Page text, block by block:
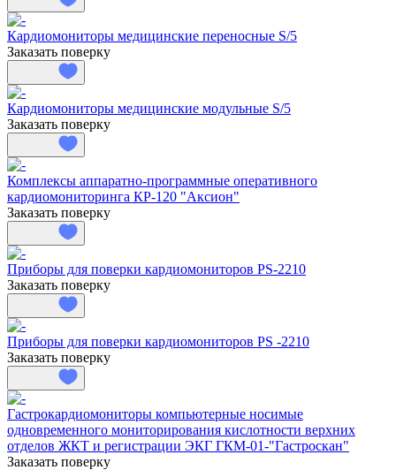
Кардиомониторы медицинские переносные S/5
Заказать поверку
Кардиомониторы медицинские модульные S/5
Заказать поверку
Комплексы аппаратно-программные оперативного
кардиомониторинга КР-120 "Аксион"
Заказать поверку
Приборы для поверки кардиомониторов PS-2210
Заказать поверку
Приборы для поверки кардиомониторов PS -2210
Заказать поверку
Гастрокардиомониторы компьютерные носимые
одновременного мониторирования кислотности верхних
отделов ЖКТ и регистрации ЭКГ ГКМ-01-"Гастроскан"
Заказать поверку